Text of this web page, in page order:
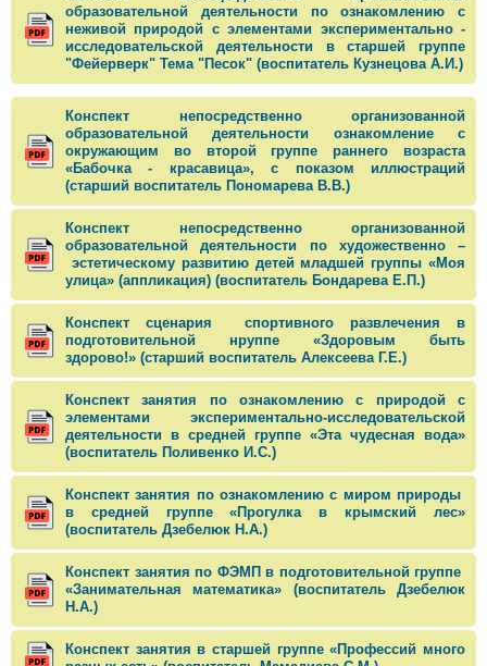
образовательной деятельности по ознакомлению с
неживой природой с элементами экспериментально -
исследовательской деятельности в старшей группе
"Фейерверк" Тема "Песок" (воспитатель Кузнецова А.И.)
Конспект непосредственно организованной
образовательной деятельности ознакомление с
окружающим во второй группе раннего возраста
«Бабочка - красавица», с показом иллюстраций
(старший воспитатель Пономарева В.В.)
Конспект непосредственно организованной
образовательной деятельности по художественно –
эстетическому развитию детей младшей группы «Моя
улица» (аппликация) (воспитатель Бондарева Е.П.)
Конспект сценария спортивного развлечения в
подготовительной нруппе «Здоровым быть
здорово!» (старший воспитатель Алексеева Г.Е.)
Конспект занятия по ознакомлению с природой с
элементами экспериментально-исследовательской
деятельности в средней группе «Эта чудесная вода»
(воспитатель Поливенко И.С.)
Конспект занятия по ознакомлению с миром природы
в средней группе «Прогулка в крымский лес»
(воспитатель Дзебелюк Н.А.)
Конспект занятия по ФЭМП в подготовительной группе
«Занимательная математика» (воспитатель Дзебелюк
Н.А.)
Конспект занятия в старшей группе «Профессий много